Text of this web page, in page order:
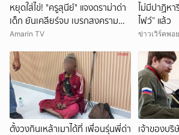
หยุดใส่ไข่! "ครูสุนีย์" แจงดราม่าด่า
เด็ก ยันเคลียร์จบ เบรกสงคราม
Gen
Amarin TV
ไม่มีปาฏิห
ไฟว์” แล้ว
ข่าวเวิร์คพอ
ตั้งวงกินเหล้าเมาได้ที่ เพื่อนรุ่นพี่ด่า เจ้าของบ